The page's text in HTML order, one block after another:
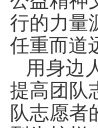
行的力量
任重而道
用身边
提高团队
队志愿者